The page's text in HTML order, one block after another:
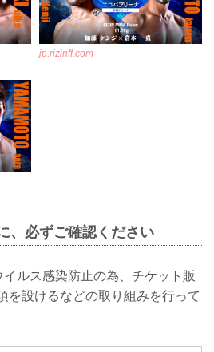
jp.rizinff.com
、必ずご確認ください
ルス感染防止の為、チケット販
を設けるなどの取り組みを行って